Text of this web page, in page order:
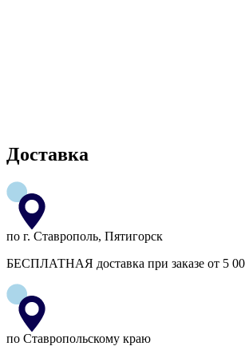
Доставка
по г. Ставрополь, Пятигорск
БЕСПЛАТНАЯ доставка при заказе от 5
по Ставропольскому краю